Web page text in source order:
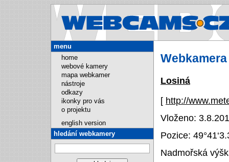
Losiná
[ http://
Vloženo:
Pozice:
Nadmořská
menu
home
webové kamery
mapa webkamer
nástroje
odkazy
ikonky pro vás
o projektu
english version
hledání webkamery